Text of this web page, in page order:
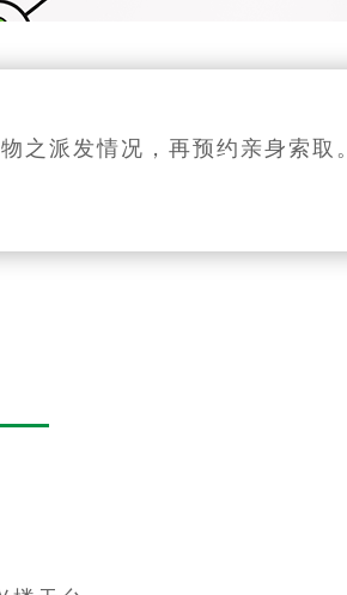
之派发情况，再预约亲身索取。